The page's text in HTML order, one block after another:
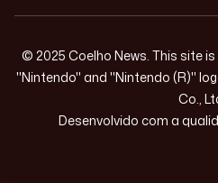
© 2025 Coelho News. This site
"Nintendo" and "Nintendo (R)"
Co.,
Desenvolvido com a